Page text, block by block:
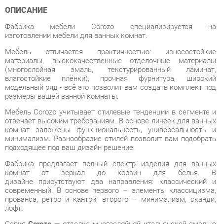
изготовлении мебели для ванных комнат.
Мебель отличается практичностью: износостойкие
материалы, выскокачественные отделочные материалы
(многослойная эмаль, текстурированный ламинат,
влагостойкие плёнки), прочная фурнитура, широкий
модельный ряд - всё это позволит вам создать комплект под
размеры вашей ванной комнаты.
Мебель Corozo учитывает стилевые тенденции в сегменте и
отвечает высоким требованиям. В основе линеек для ванных
комнат заложены функциональность, универсальность и
минимализм. Разнообразие стилей позволит вам подобрать
подходящее под ваш дизайн решение.
Фабрика предлагает полный спектр изделия для ванных
комнат от зеркал до корзин для белья. В
дизайне присутствуют два направления: классический и
прованса, ретро и кантри, второго – минимализм, сканди,
лофт.
СерияCorozo — отделка многослойной итальянской эмалью
и текстурированным ламинатом. Проработанность моделей
для создания стиля и дизайнерского оформления ванной
комнаты.